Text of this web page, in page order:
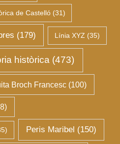
de Castelló(31)
(179) Línia XYZ (35)
històrica(473)
Broch Francesc(100)
Peris Maribel (150)